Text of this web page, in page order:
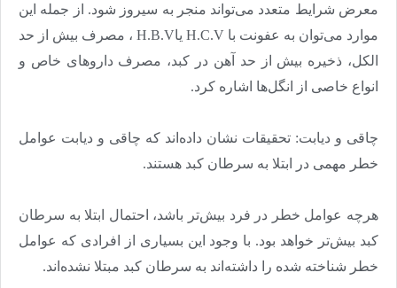
معرض شرایط متعدد می‌تواند منجر به سیروز شود. از جمله این
موارد می‌‌‌توان به عفونت با H.C.V یاH.B.V ، مصرف بیش از حد
الکل، ذخیره بیش از حد آهن در کبد، مصرف داروهای خاص و
انواع خاصی از انگل‌‌‌ها اشاره کرد.
چاقی و دیابت: تحقیقات نشان داده‌‌‌اند که چاقی و دیابت عوامل
خطر مهمی در ابتلا به سرطان کبد هستند.
هرچه عوامل خطر در فرد بیش‌تر باشد، احتمال ابتلا به سرطان
کبد بیش‌تر خواهد بود. با وجود این بسیاری از افرادی که عوامل
خطر شناخته شده را داشته‌اند به سرطان کبد مبتلا نشده‌اند.